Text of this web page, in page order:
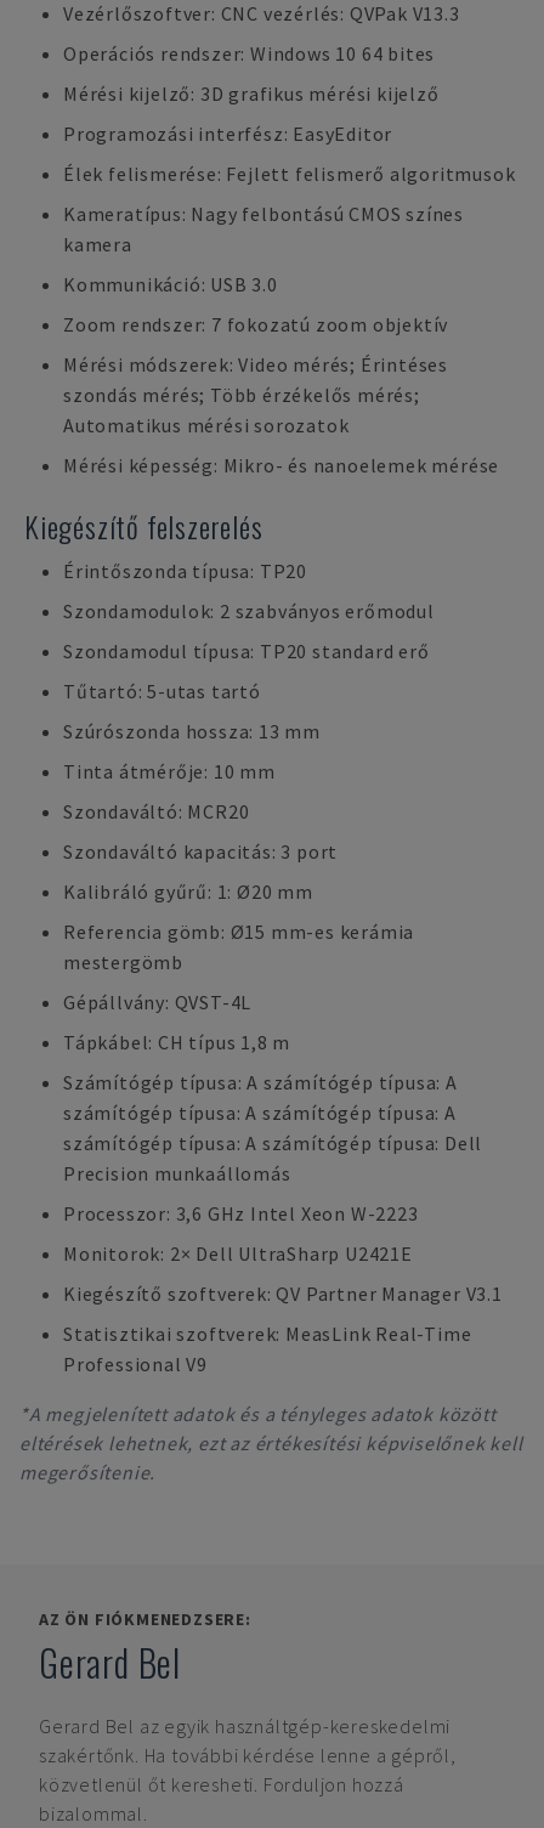
Vezérlőszoftver: CNC vezérlés: QVPak V13.3
Operációs rendszer: Windows 10 64 bites
Mérési kijelző: 3D grafikus mérési kijelző
Programozási interfész: EasyEditor
Élek felismerése: Fejlett felismerő algoritmusok
Kameratípus: Nagy felbontású CMOS színes
kamera
Kommunikáció: USB 3.0
Zoom rendszer: 7 fokozatú zoom objektív
Mérési módszerek: Video mérés; Érintéses
szondás mérés; Több érzékelős mérés;
Automatikus mérési sorozatok
Mérési képesség: Mikro- és nanoelemek mérése
Kiegészítő felszerelés
Érintőszonda típusa: TP20
Szondamodulok: 2 szabványos erőmodul
Szondamodul típusa: TP20 standard erő
Tűtartó: 5-utas tartó
Szúrószonda hossza: 13 mm
Tinta átmérője: 10 mm
Szondaváltó: MCR20
Szondaváltó kapacitás: 3 port
Kalibráló gyűrű: 1: Ø20 mm
Referencia gömb: Ø15 mm-es kerámia
mestergömb
Gépállvány: QVST-4L
Tápkábel: CH típus 1,8 m
Számítógép típusa: A számítógép típusa: A
számítógép típusa: A számítógép típusa: A
számítógép típusa: A számítógép típusa: Dell
Precision munkaállomás
Processzor: 3,6 GHz Intel Xeon W-2223
Monitorok: 2× Dell UltraSharp U2421E
Kiegészítő szoftverek: QV Partner Manager V3.1
Statisztikai szoftverek: MeasLink Real-Time
Professional V9
*A megjelenített adatok és a tényleges adatok között
eltérések lehetnek, ezt az értékesítési képviselőnek kell
megerősítenie.
AZ ÖN FIÓKMENEDZSERE:
Gerard Bel
Gerard Bel az egyik használtgép-kereskedelmi
szakértőnk. Ha további kérdése lenne a gépről,
közvetlenül őt keresheti. Forduljon hozzá
bizalommal.